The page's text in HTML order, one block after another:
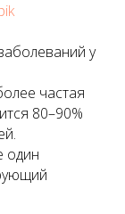
у
частая
80–90%